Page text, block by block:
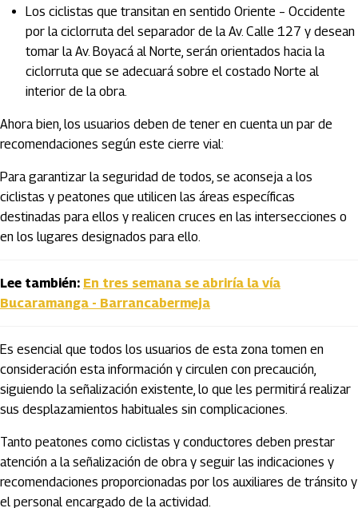
Los ciclistas que transitan en sentido Oriente – Occidente
por la ciclorruta del separador de la Av. Calle 127 y desean
tomar la Av. Boyacá al Norte, serán orientados hacia la
ciclorruta que se adecuará sobre el costado Norte al
interior de la obra.
Ahora bien, los usuarios deben de tener en cuenta un par de
recomendaciones según este cierre vial:
Para garantizar la seguridad de todos, se aconseja a los
ciclistas y peatones que utilicen las áreas específicas
destinadas para ellos y realicen cruces en las intersecciones o
en los lugares designados para ello.
Lee también: En tres semana se abriría la vía
Bucaramanga - Barrancabermeja
Es esencial que todos los usuarios de esta zona tomen en
consideración esta información y circulen con precaución,
siguiendo la señalización existente, lo que les permitirá realizar
sus desplazamientos habituales sin complicaciones.
Tanto peatones como ciclistas y conductores deben prestar
atención a la señalización de obra y seguir las indicaciones y
recomendaciones proporcionadas por los auxiliares de tránsito y
el personal encargado de la actividad.